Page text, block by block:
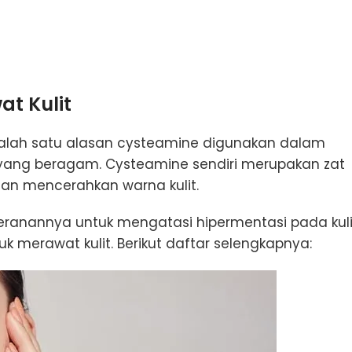
Kulit
satu alasan cysteamine digunakan dalam
beragam. Cysteamine sendiri merupakan zat
mencerahkan warna kulit.
untuk mengatasi hipermentasi pada
merawat kulit. Berikut daftar selengkapnya: